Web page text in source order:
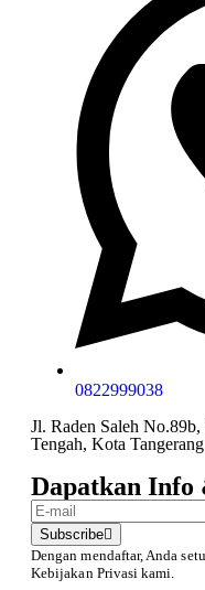
0822999038
Jl. Raden Saleh
Tengah, Kota
Dapatkan
Subscribe
Dengan mendaftar, Anda
Kebijakan Privasi kami.